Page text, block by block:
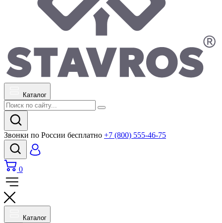
Каталог
Звонки по России бесплатно +7 (800) 555-46-75
0
Каталог